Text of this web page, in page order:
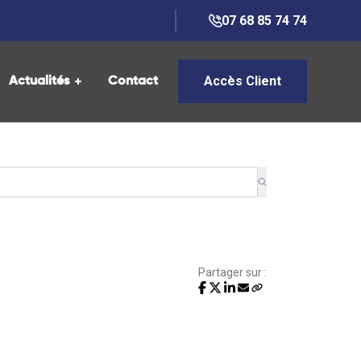
07 68 85 74 74
Actualités Contact Accès Client
Partager sur :